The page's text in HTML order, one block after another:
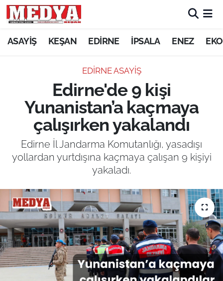
ASAYİŞ KEŞAN EDİRNE İPSALA ENEZ
EDİRNE ASAYİŞ
Edirne'de 9 kişi
Yunanistan’a kaçmaya
çalışırken yakalandı
Edirne İl Jandarma Komutanlığı, yasadışı
yollardan yurtdışına kaçmaya çalışan 9 kişiyi
yakaladı.
KEŞAN
ASAYİŞ
SİYASET
GÜNDEM
EKONOMİ
SAĞLIK
EĞİTİM
TARIM VE HAYVANCILIK
KÜLTÜR SANAT